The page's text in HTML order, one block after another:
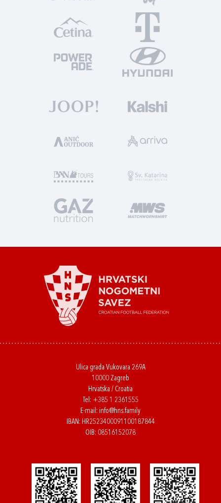
Ulica grada Vukovara 269A
10000 Zagreb
Hrvatska / Croatia
Tel: +385 1 2361555
E-mail: info@hns.family
IBAN: HR2523400091100187844
OIB: 08516152078